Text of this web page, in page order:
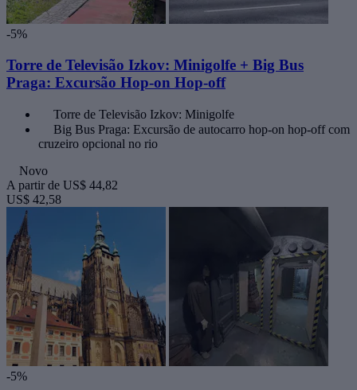
-5%
Torre de Televisão Izkov: Minigolfe + Big Bus
Praga: Excursão Hop-on Hop-off
Torre de Televisão Izkov: Minigolfe
Big Bus Praga: Excursão de autocarro hop-on hop-off com
cruzeiro opcional no rio
Novo
A partir de US$ 44,82
US$ 42,58
-5%